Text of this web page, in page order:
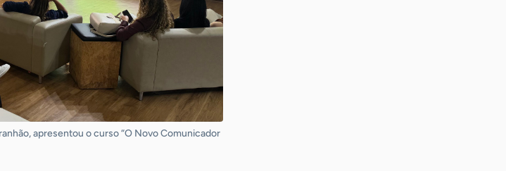
apresentou o curso “O Novo Comunicador